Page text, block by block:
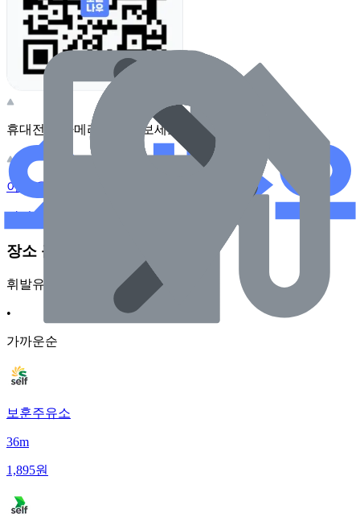
휴대전화 카메라로 찍어보세요
이 주유소의 사장님이신가요?
관리하기
장소 근처 주유소
휘발유
•
가까운순
보훈주유소
36m
1,895원